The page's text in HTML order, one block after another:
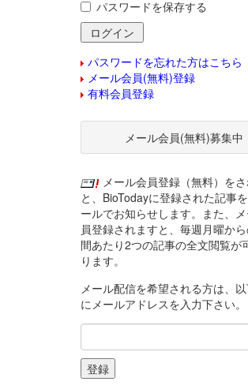
パスワードを保存する
パスワードを忘れた方はこちら
メール会員(無料)登録
有料会員登録
メール会員(無料)募集中
メール会員登録（無料）を
と、BioTodayに登録された記事
ールでお知らせします。また、
員登録されますと、毎週月曜か
間あたり2つの記事の全文閲覧が
ります。
メール配信を希望される方は、
にメールアドレスを入力下さい。